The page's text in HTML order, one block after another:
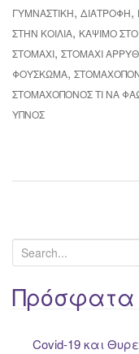
ΓΥΜΝΑΣΤΙΚΉ, ΔΙΑΤΡΟΦΉ,
ΣΤΗΝ ΚΟΙΛΙΆ, ΚΆΨΙΜΟ
ΣΤΟΜΆΧΙ, ΣΤΟΜΆΧΙ
ΦΟΎΣΚΩΜΑ,
ΣΤΟΜΑΧΌΠΟΝΟΣ ΤΙ ΝΑ
ΎΠΝΟΣ
e
a
r
Covid-19 και